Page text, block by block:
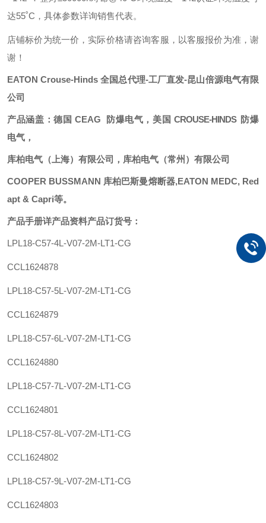
达55˚C，具体参数详询销售代表。
店铺标价为统一价，实际价格请咨询客服，以客服报价为准，谢
谢！
EATONCrouse-Hinds全国总代理-工厂直发-昆山倍源电气有限
公司
产品涵盖：德国 CEAG 防爆电气， 美国 CROUSE-HINDS 防爆
电气 ，
库柏电气（上海）有限公司，库柏电气（常州）有限公司
COOPER BUSSMANN 库柏巴斯曼熔断器,EATON MEDC, Red
apt & Capri等。
产品手册详产品资料产品订货号：
LPL18-C57-4L-V07-2M-LT1-CG
CCL1624878
LPL18-C57-5L-V07-2M-LT1-CG
CCL1624879
LPL18-C57-6L-V07-2M-LT1-CG
CCL1624880
LPL18-C57-7L-V07-2M-LT1-CG
CCL1624801
LPL18-C57-8L-V07-2M-LT1-CG
CCL1624802
LPL18-C57-9L-V07-2M-LT1-CG
CCL1624803